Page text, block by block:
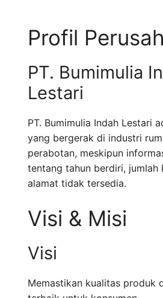
Profil
PT. Bumimulia
Lestari
PT. Bumimulia Indah Lestari
yang bergerak di industri
perabotan, meskipun
tentang tahun berdiri, jumlah
alamat tidak tersedia.
Visi & Misi
Visi
Memastikan kualitas produk